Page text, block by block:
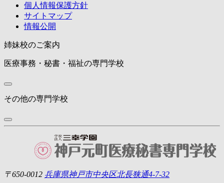
個人情報保護方針
サイトマップ
情報公開
姉妹校のご案内
医療事務・秘書・福祉の専門学校
その他の専門学校
〒650-0012 兵庫県神戸市中央区北長狭通4-7-32